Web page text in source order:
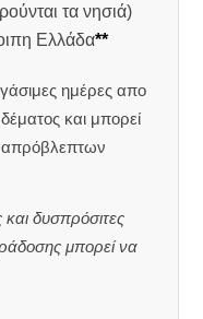
τα νησιά)
Ελλάδα**
ημέρες απο
και μπορεί
απρόβλεπτων
δυσπρόσιτες
μπορεί να